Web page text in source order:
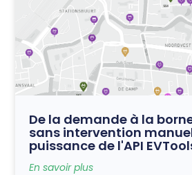
De la demande à la
sans intervention
puissance de l'API
En savoir plus